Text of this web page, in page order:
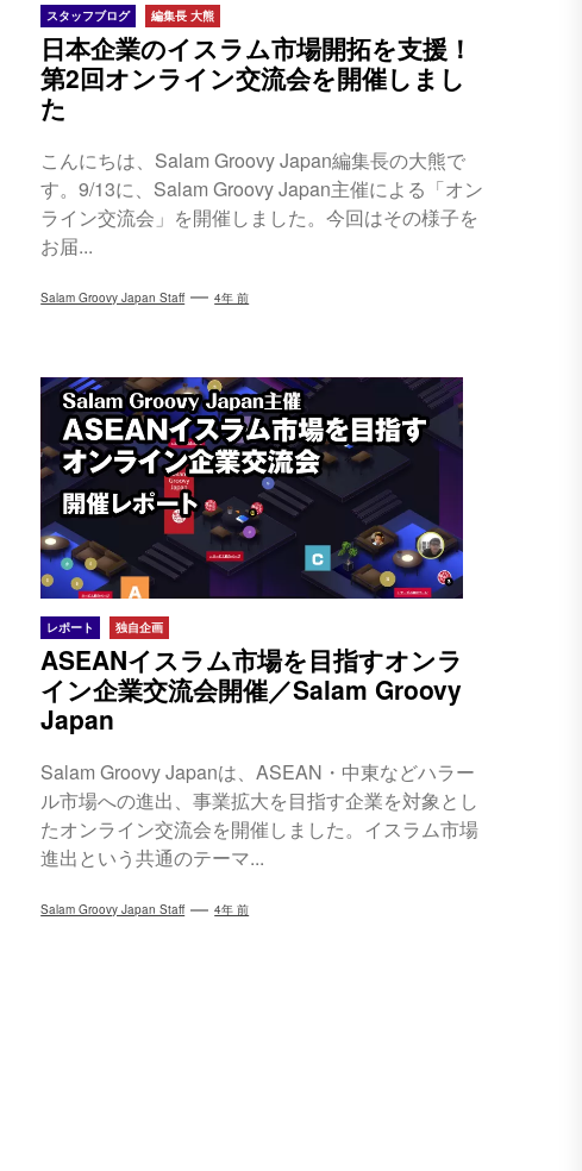
スタッフブログ 編集長 大熊
日本企業のイスラム市場開拓を支援！
第2回オンライン交流会を開催しまし
た
こんにちは、Salam Groovy Japan編集長の大熊で
す。9/13に、Salam Groovy Japan主催による「オン
ライン交流会」を開催しました。今回はその様子を
お届...
Salam Groovy Japan Staff 4年 前
レポート 独自企画
ASEANイスラム市場を目指すオンラ
イン企業交流会開催／Salam Groovy
Japan
Salam Groovy Japanは、ASEAN・中東などハラー
ル市場への進出、事業拡大を目指す企業を対象とし
たオンライン交流会を開催しました。イスラム市場
進出という共通のテーマ...
Salam Groovy Japan Staff 4年 前